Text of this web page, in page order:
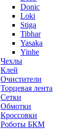
Donic
Loki
Stiga
Tibhar
Yasaka
Yinhe
Чехлы
Клей
Очистители
Торцевая лента
Сетки
Обмотки
Кроссовки
Роботы БКМ